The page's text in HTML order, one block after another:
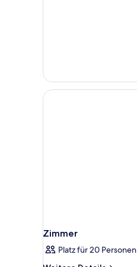
Zimmer
Platz für 20 Personen